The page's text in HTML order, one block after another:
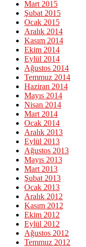
Mart 2015
Şubat 2015
Ocak 2015
Aralık 2014
Kasım 2014
Ekim 2014
Eylül 2014
Ağustos 2014
Temmuz 2014
Haziran 2014
Mayıs 2014
Nisan 2014
Mart 2014
Ocak 2014
Aralık 2013
Eylül 2013
Ağustos 2013
Mayıs 2013
Mart 2013
Şubat 2013
Ocak 2013
Aralık 2012
Kasım 2012
Ekim 2012
Eylül 2012
Ağustos 2012
Temmuz 2012